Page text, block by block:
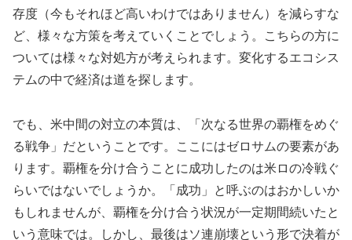
存度（今もそれほど高いわけではありません）を減らすな
ど、様々な方策を考えていくことでしょう。こちらの方に
ついては様々な対処方が考えられます。変化するエコシス
テムの中で経済は道を探します。
でも、米中間の対立の本質は、「次なる世界の覇権をめぐ
る戦争」だということです。ここにはゼロサムの要素があ
ります。覇権を分け合うことに成功したのは米ロの冷戦ぐ
らいではないでしょうか。「成功」と呼ぶのはおかしいか
もしれませんが、覇権を分け合う状況が一定期間続いたと
いう意味では。しかし、最後はソ連崩壊という形で決着が